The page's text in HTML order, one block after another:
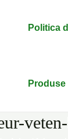
Politica